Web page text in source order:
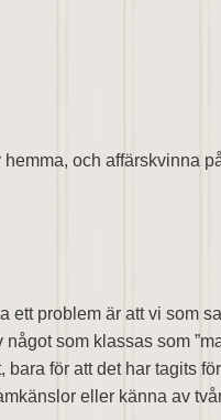
och
problem är att vi som
som klassas som
för att det har tagits
eller känna av